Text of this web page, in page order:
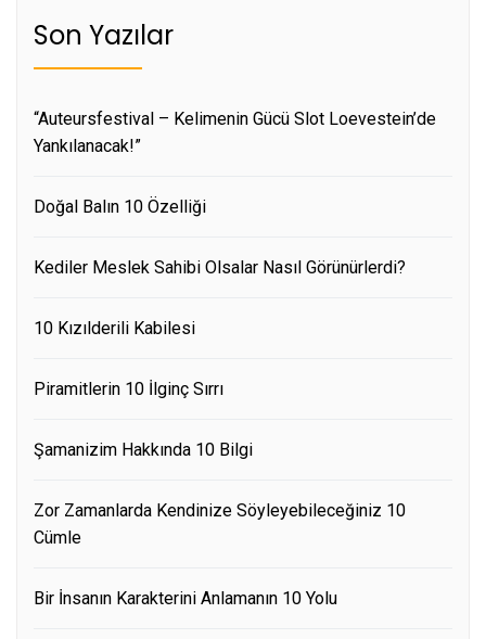
Son Yazılar
“Auteursfestival – Kelimenin Gücü Slot Loevestein’de
Yankılanacak!”
Doğal Balın 10 Özelliği
Kediler Meslek Sahibi Olsalar Nasıl Görünürlerdi?
10 Kızılderili Kabilesi
Piramitlerin 10 İlginç Sırrı
Şamanizim Hakkında 10 Bilgi
Zor Zamanlarda Kendinize Söyleyebileceğiniz 10
Cümle
Bir İnsanın Karakterini Anlamanın 10 Yolu